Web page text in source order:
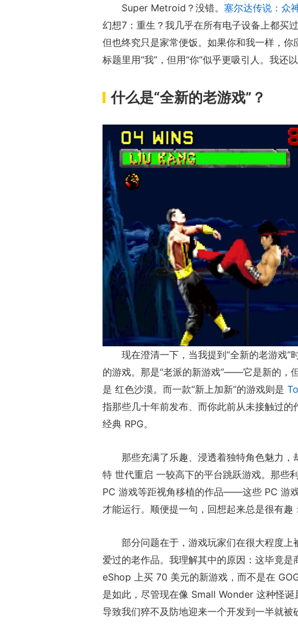
Super Metroid？没错。 塞尔达传说：众
幻想7：重生？我几乎在所有电子设备上都买
但也终究只是家常便饭。如果你和我一样，你
标题里用“我”，但用“你”似乎更吸引人。我还
什么是“全新的老游戏”？
现在澄清一下，当我提到“全新的老游戏
的游戏。那是“老派的新游戏”——它是新的，
是 红色沙漠。而一款“新上加新”的游戏则是
指那些几十年前发布、而你此前从未接触过
经典 RPG。
那些充满了乐趣、浸透着独特角色魅力
特 世代重启 一较高下的平台跳跃游戏。那
PC 游戏等距视角移植的作品——这些 PC 游
才能运行。顺便提一句，回想起来总是很有趣
部分问题在于，游戏玩家们在很大程度
爱过的老作品。我理解其中的原因：这毕竟
eShop 上买 70 美元的新游戏，而不是在
是如此，尽管现在像 Small Wonder 这种怪诞
导致我们猝不及防地迎来一个开发到一半就被
17周年庆典 争霸赛大
爆开启